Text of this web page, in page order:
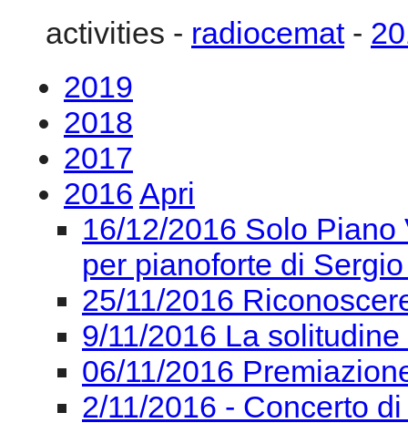
activities - radiocemat-
2019
2018
2017
2016 Apri
16/12/2016 Solo
per pianoforte di
25/11/2016
9/11/2016 La
06/11/2016
2/11/2016 - Concerto